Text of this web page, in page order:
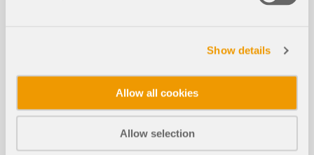
Show details
Allow all cookies
Allow selection